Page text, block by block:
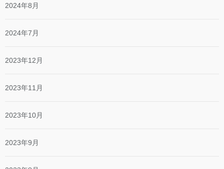
2024年8月
2024年7月
2023年12月
2023年11月
2023年10月
2023年9月